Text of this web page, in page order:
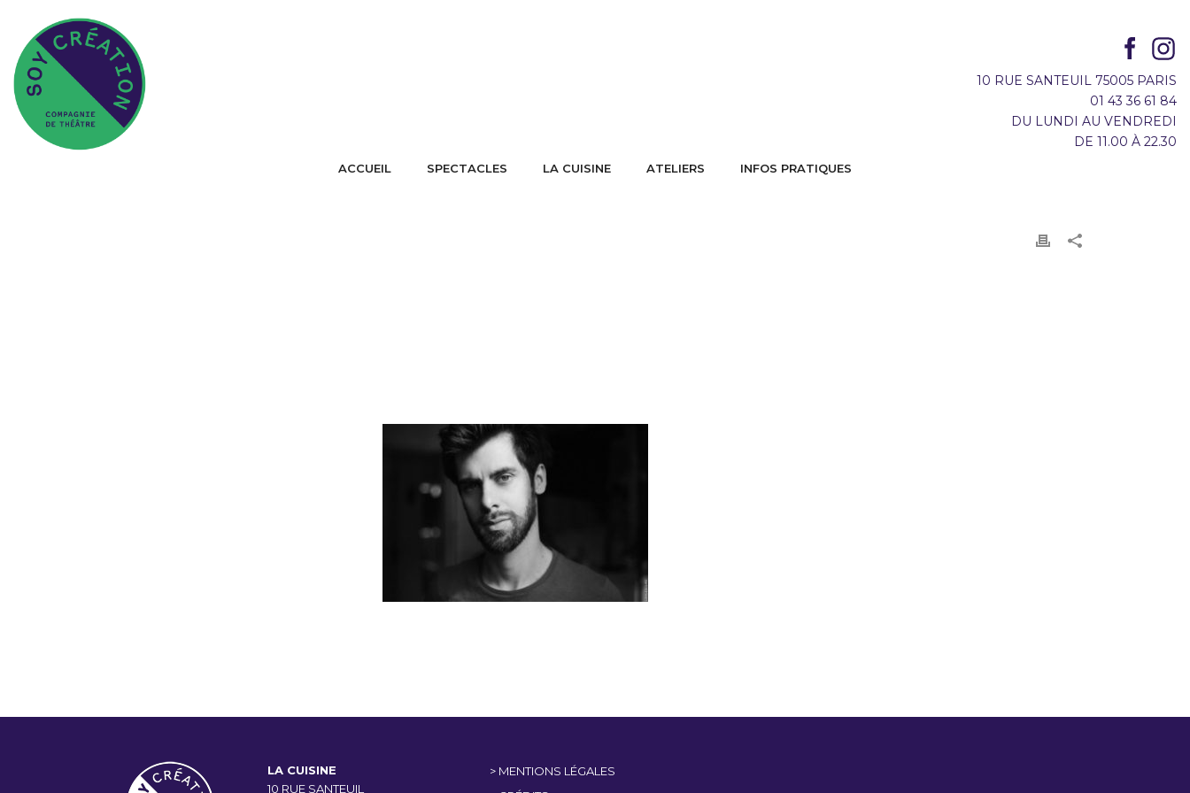
10 RUE SANTEUIL 75005 PARIS
01 43 36 61 84
DU LUNDI AU VENDREDI
DE 11.00 À 22.30
ACCUEIL SPECTACLES LA CUISINE ATELIERS INFOS PRATIQUES
LA CUISINE
10 RUE SANTEUIL
> MENTIONS LÉGALES